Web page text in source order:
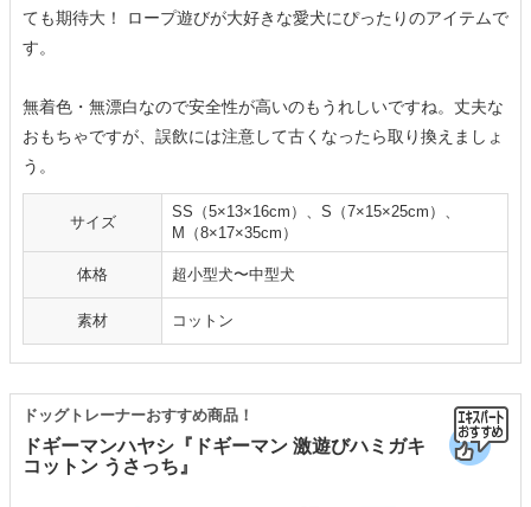
ても期待大！ ロープ遊びが大好きな愛犬にぴったりのアイテムで
す。
無着色・無漂白なので安全性が高いのもうれしいですね。丈夫な
おもちゃですが、誤飲には注意して古くなったら取り換えましょ
う。
サイズ
SS（5×13×16cm）、S（7×15×25cm）、
M（8×17×35cm）
体格 超小型犬〜中型犬
素材 コットン
ドギーマンハヤシ『ドギーマン 激遊びハミガキ
コットン うさっち』
ドッグトレーナーおすすめ商品！